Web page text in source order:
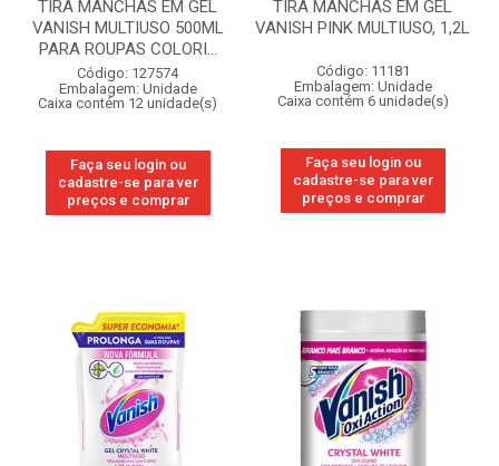
TIRA MANCHAS EM GEL
VANISH MULTIUSO 500ML
PARA ROUPAS COLORI...
Código: 127574
Embalagem: Unidade
Caixa contém 12 unidade(s)
Faça seu login ou
cadastre-se para ver
preços e comprar
TIRA MANCHAS EM GEL
VANISH PINK MULTIUSO, 1,2L
Código: 11181
Embalagem: Unidade
Caixa contém 6 unidade(s)
Faça seu login ou
cadastre-se para ver
preços e comprar